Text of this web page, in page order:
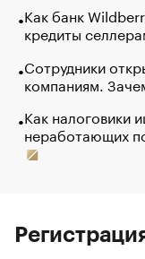
Как банк
кредиты
Сотрудники
компаниям.
Как налоговики
неработающих